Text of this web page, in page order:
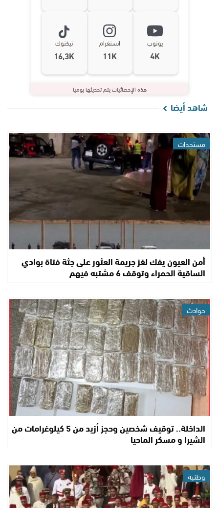
يوتوب
4K
انستغرام
11K
تيكتوك
16,3K
هذه الإحصائيات يتم تحديثها يوميا
شاهد أيضا
مستجدات
أمن العيون يفك لغز جريمة العثور على جثة فتاة بوادي
الساقية الحمراء وتوقف 6 مشتبه فيهم
حوادث
الداخلة.. توقيف شخصين وحجز أزيد من 5 كيلوغرامات من
الشيرا و مسكر الماحيا
وطنية